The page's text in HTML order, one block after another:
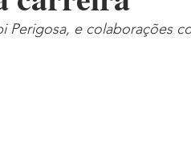
Perigosa, e colaborações